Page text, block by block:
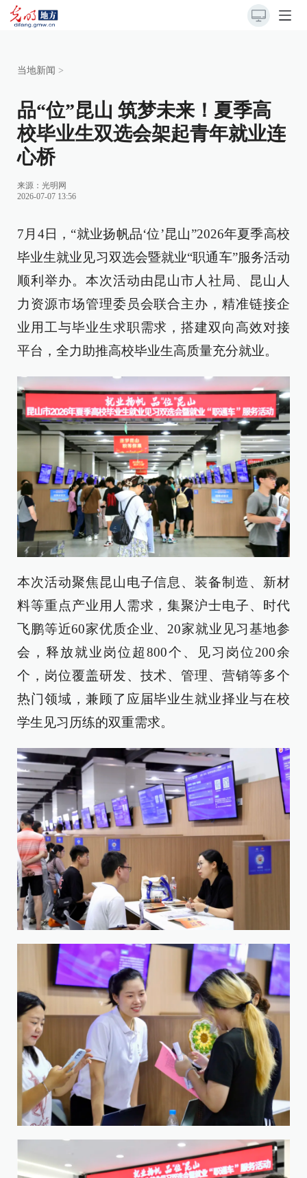
当地新闻 >
品“位”昆山 筑梦未来！夏季高
校毕业生双选会架起青年就业连
心桥
来源： 光明网
2026-07-07 13:56
7月4日，“就业扬帆品‘位’昆山”2026年夏季高校
毕业生就业见习双选会暨就业“职通车”服务活动
顺利举办。本次活动由昆山市人社局、昆山人
力资源市场管理委员会联合主办，精准链接企
业用工与毕业生求职需求，搭建双向高效对接
平台，全力助推高校毕业生高质量充分就业。
本次活动聚焦昆山电子信息、装备制造、新材
料等重点产业用人需求，集聚沪士电子、时代
飞鹏等近60家优质企业、20家就业见习基地参
会，释放就业岗位超800个、见习岗位200余
个，岗位覆盖研发、技术、管理、营销等多个
热门领域，兼顾了应届毕业生就业择业与在校
学生见习历练的双重需求。